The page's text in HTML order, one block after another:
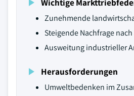
Zunehmende
Steigende Nachfrage
Ausweitung industrieller
Herausforderungen
Umweltbedenken im